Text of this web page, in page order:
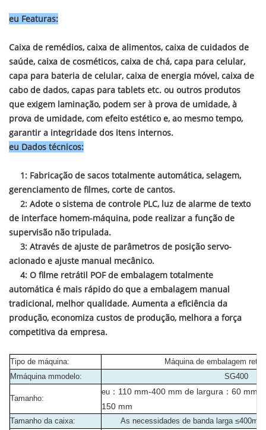
eu Featuras:
Caixa de remédios, caixa de alimentos, caixa de cuidados de
saúde, caixa de cosméticos, caixa de chá, capa para celular,
capa para bateria de celular, caixa de energia móvel, caixa de
cabo de dados, capas para tablets etc. ou outros produtos
que exigem laminação, podem ser à prova de umidade, à
prova de umidade, com efeito estético e, ao mesmo tempo,
garantir a integridade dos itens internos.
eu Dados técnicos:
1: Fabricação de sacos totalmente automática, selagem,
gerenciamento de filmes, corte de cantos.
2: Adote o sistema de controle PLC, luz de alarme de texto
de interface homem-máquina, pode realizar a função de
supervisão não tripulada.
3: Através de ajuste de parâmetros de posição servo-
acionado e ajuste manual mecânico.
4: O filme retrátil POF de embalagem totalmente
automática é mais rápido do que a embalagem manual
tradicional, melhor qualidade. Aumenta a eficiência da
produção, economiza custos de produção, melhora a força
competitiva da empresa.
Tipo de máquina:
Máquina de embalagem
Mmáquina mmodelo: SG400
Tamanho:
eu ： 110 mm-400 mm de largura ： 60 mm-
150 mm
Tamanho da caixa:
As necessidades de banda larga